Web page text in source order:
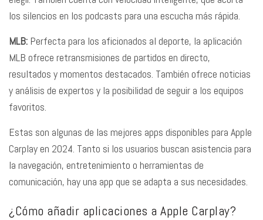
los silencios en los podcasts para una escucha más rápida.
MLB: Perfecta para los aficionados al deporte, la aplicación
MLB ofrece retransmisiones de partidos en directo,
resultados y momentos destacados. También ofrece noticias
y análisis de expertos y la posibilidad de seguir a los equipos
favoritos.
Estas son algunas de las mejores apps disponibles para Apple
Carplay en 2024. Tanto si los usuarios buscan asistencia para
la navegación, entretenimiento o herramientas de
comunicación, hay una app que se adapta a sus necesidades.
¿Cómo añadir aplicaciones a Apple Carplay?